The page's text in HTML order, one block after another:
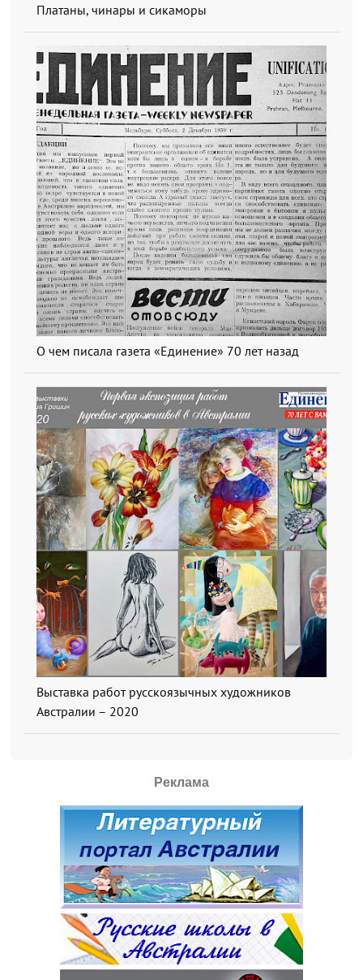
Платаны, чинары и сикаморы
О чем писала газета «Единение» 70 лет назад
Выставка работ русскоязычных художников
Австралии – 2020
Реклама